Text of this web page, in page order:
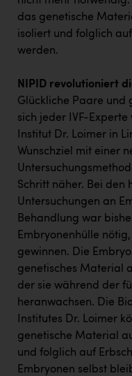
Orlen
Passage Linz
PEZ
PÜSPÖK
REMAX
RE/MAX Welcome
Resch&Frisch
RUBBLE MASTER
Ruderclub Wels
SCRI - Salzburg
SCHMACHTL GmbH
Schwingshandl -
Seher + Partner
Smurfit Westrock
TCL
das genetische
isoliert und folglich
werden.
NIPID revolutioniert
Glückliche Paare und
sich jeder IVF-Experte
Institut Dr. Loimer in
Wunschziel mit einer
Schritt näher. Bei den
Untersuchungen an
Behandlung war
Embryonenhülle
gewinnen. Die
genetisches Material
der sie während der
heranwachsen. Die
Institutes Dr. Loimer
genetische Material
und folglich auf
Embryonen selbst